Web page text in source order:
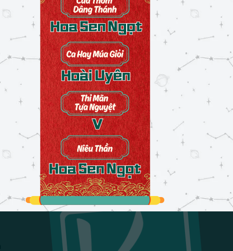
Ước mơ… 21/02/2026
Một lần thất bại của tôi 24/02/2026
Sắc màu ngày Tết 24/02/2026
Đau 26/02/2026
Thói quen 27/02/2026
Cảm xúc 27/02/2026
Tương lai 27/02/2026
Tưởng tượng 28/02/2026